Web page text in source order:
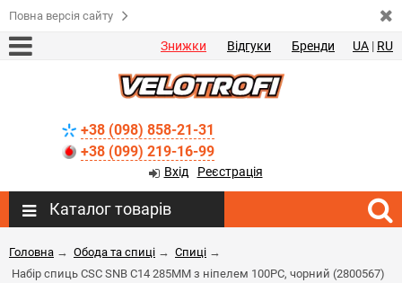
Повна версія сайту
Знижки Відгуки Бренди UA | RU
+38 (098) 858-21-31
+38 (099) 219-16-99
Вхід Реєстрація
Каталог товарів
Головна → Обода та спиці → Спиці →
Набір спиць CSC SNB C14 285MM з ніпелем 100PC, чорний (2800567)